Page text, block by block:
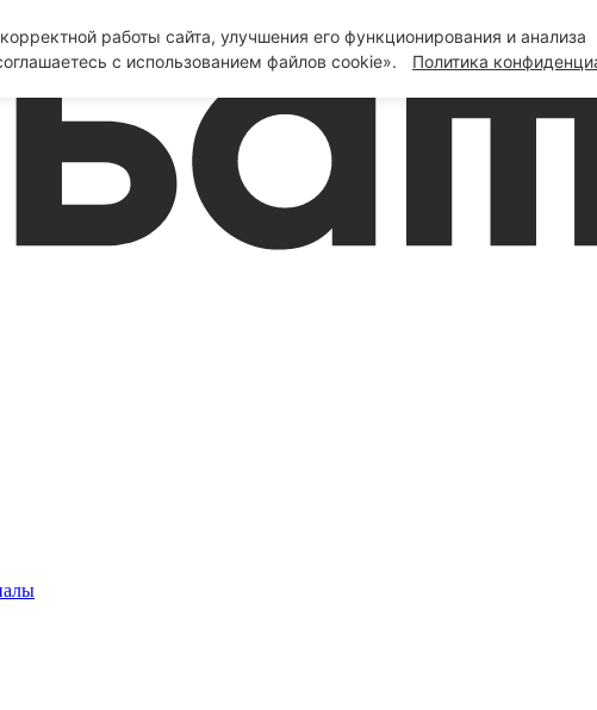
работы сайта, улучшения его функционирования и анализа
с использованием файлов cookie».
Политика